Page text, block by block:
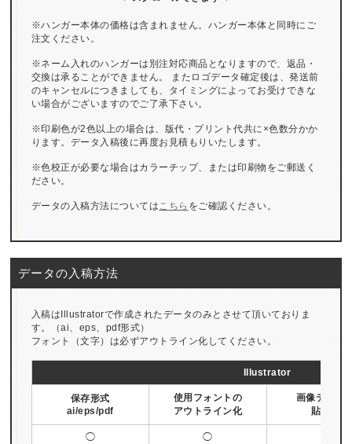
※ハンガー本体の価格は含まれません。ハンガー本体と同時にご
注文ください。
※ネーム入れのハンガーは別注対応商品となりますので、返品・
交換は承ることができません。 またロゴデータ確定後は、発送前
のキャンセルにつきましても、タイミングによってお受けできな
い場合がございますのでご了承下さい。
※印刷色が2色以上の場合は、版代・プリント代共に×色数分かか
ります。データ入稿後に再度お見積もりいたします。
※色校正が必要な場合はカラーチップ、または印刷物をご郵送く
ださい。
データの入稿方法についてはこちら をご確認ください。
データの入稿方法
入稿はIllustratorで作成されたデータのみとさせて頂いておりま
す。（ai、eps、pdf形式）
フォント（文字）は必ずアウトライン化してください。
Illustrator
保存形式
ai/eps/pdf
使用フォントの
アウトライン化
画像データ
貼付け
◯ ◯